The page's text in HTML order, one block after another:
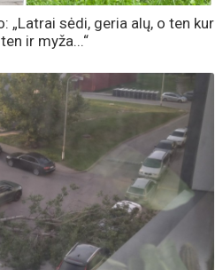
„Latrai sėdi, geria alų, o ten kur
ir myža...“